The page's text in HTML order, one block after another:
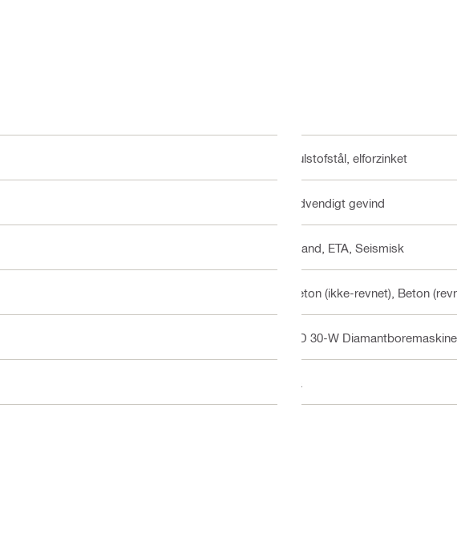
Kulstofstål, elforzinket
Udvendigt gevind
Brand, ETA, Seismisk
Beton (ikke-revnet), Beton
DD 30-W Diamantboremaskine